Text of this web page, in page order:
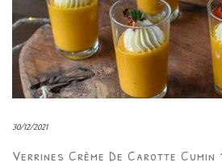
30/12/2021
Verrines Crème De Carotte